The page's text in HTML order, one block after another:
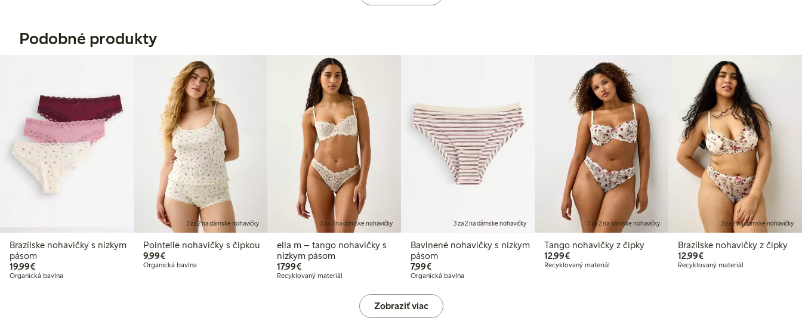
Podobné produkty
Brazílske nohavičky s nízkym
pásom
19,99€19,99 €
Organická bavlna
3 za 2 na dámske nohavičky
Pointelle nohavičky s čipkou
9,99€9,99 €
Organická bavlna
3 za 2 na dámske nohavičky
ella m – tango nohavičky s
nízkym pásom
17,99€17,99 €
Recyklovaný materiál
3 za 2 na dámske nohavičky
Bavlnené nohavičky s nízkym
pásom
7,99€7,99 €
Organická bavlna
3 za 2 na dámske nohavičky
Tango nohavičky z čipky
12,99€12,99 €
Recyklovaný materiál
3 za 2 na dámske nohavičky
Brazílske nohavičky z čipky
12,99€12,99 €
Recyklovaný materiál
Zobraziť viac